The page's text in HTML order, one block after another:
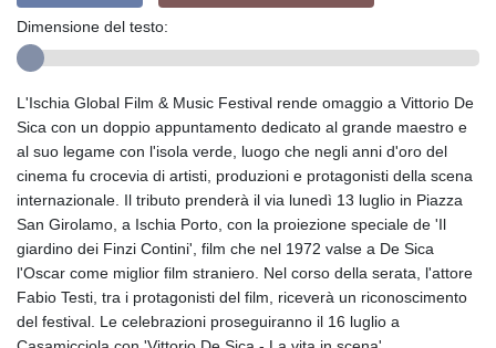
Dimensione del testo:
L'Ischia Global Film & Music Festival rende omaggio a Vittorio De
Sica con un doppio appuntamento dedicato al grande maestro e
al suo legame con l'isola verde, luogo che negli anni d'oro del
cinema fu crocevia di artisti, produzioni e protagonisti della scena
internazionale. Il tributo prenderà il via lunedì 13 luglio in Piazza
San Girolamo, a Ischia Porto, con la proiezione speciale de 'Il
giardino dei Finzi Contini', film che nel 1972 valse a De Sica
l'Oscar come miglior film straniero. Nel corso della serata, l'attore
Fabio Testi, tra i protagonisti del film, riceverà un riconoscimento
del festival. Le celebrazioni proseguiranno il 16 luglio a